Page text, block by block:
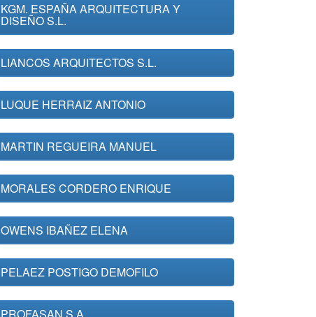
KGM. ESPAÑA ARQUITECTURA Y
DISEÑO S.L.
LIANCOS ARQUITECTOS S.L.
LUQUE HERRAIZ ANTONIO
MARTIN REGUEIRA MANUEL
MORALES CORDERO ENRIQUE
OWENS IBAÑEZ ELENA
PELAEZ POSTIGO DEMOFILO